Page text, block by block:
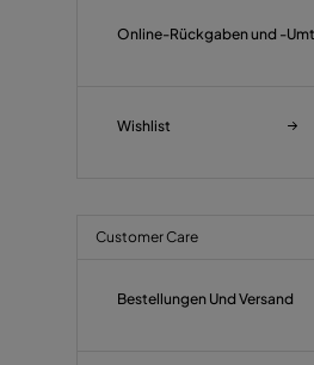
Online-Rückgaben und -
Wishlist
Customer Care
Bestellungen Und Versand